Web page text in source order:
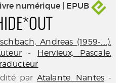
numérique | EPUB
Andreas (1959-....).
- Hervieux, Pascale.
par Atalante. Nantes -